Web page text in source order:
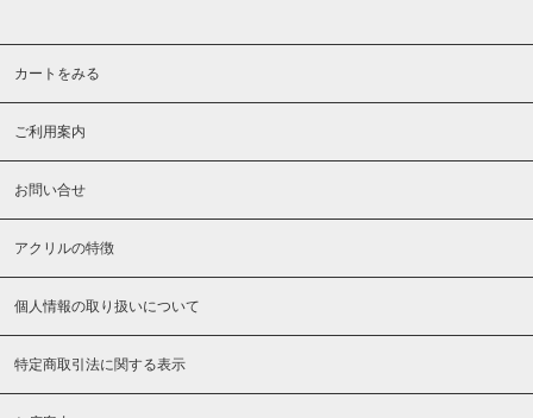
カートをみる
ご利用案内
お問い合せ
アクリルの特徴
個人情報の取り扱いについて
特定商取引法に関する表示